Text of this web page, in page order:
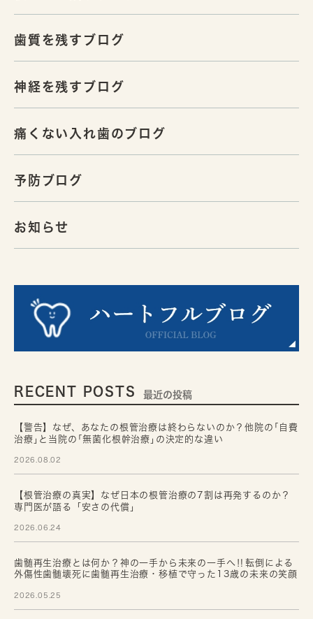
歯質を残すブログ
神経を残すブログ
痛くない入れ歯のブログ
予防ブログ
お知らせ
RECENT POSTS 最近の投稿
【警告】なぜ、あなたの根管治療は終わらないのか？他院の｢自費
治療｣と当院の｢無菌化根幹治療｣の決定的な違い
2026.08.02
【根管治療の真実】なぜ日本の根管治療の7割は再発するのか？
専門医が語る「安さの代償」
2026.06.24
歯髄再生治療とは何か？神の一手から未来の一手へ‼転倒による
外傷性歯髄壊死に歯髄再生治療・移植で守った13歳の未来の笑顔
2026.05.25